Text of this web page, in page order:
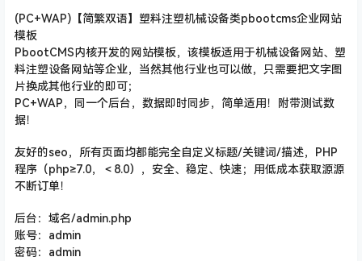
(PC+WAP)【简繁双语】塑料注塑机械设备类pbootcms企业网站
模板
PbootCMS内核开发的网站模板，该模板适用于机械设备网站、塑
料注塑设备网站等企业，当然其他行业也可以做，只需要把文字图
片换成其他行业的即可；
PC+WAP，同一个后台，数据即时同步，简单适用！附带测试数
据！
友好的seo，所有页面均都能完全自定义标题/关键词/描述，PHP
程序（php≥7.0，＜8.0），安全、稳定、快速；用低成本获取源源
不断订单！
后台：域名/admin.php
账号：admin
密码：admin